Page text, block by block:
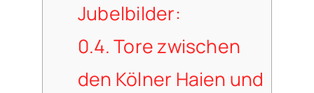
Jubelbilder:
0.4.Tore zwischen
den Kölner Haien und